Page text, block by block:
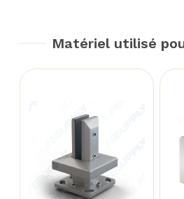
Matériel utilisé